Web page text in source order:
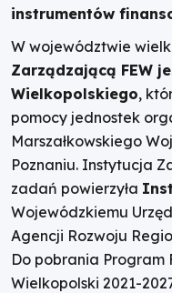
instrumentów
W województwie
Zarządzającą FEW
Wielkopolskiego,
pomocy jednostek
Marszałkowskiego
Poznaniu. Instytucja
zadań powierzyła
Wojewódzkiemu
Agencji Rozwoju
Do pobrania Program
Wielkopolski 2021-